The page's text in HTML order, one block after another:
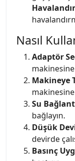
Nasıl
Adaptör
Makineye
makinesine
Su
bağlayın.
Düşük
devirde
Basınç